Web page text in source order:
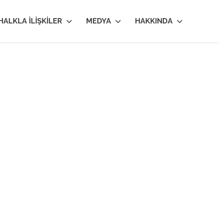
HALKLA İLIŞKILER MEDYA HAKKINDA